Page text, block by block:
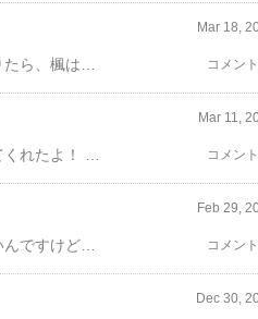
Mar 18,
コメン
Mar 11,
コメン
４年に一度の楓のお迎え記念日だったりします ボクとしては毎年お祝いしてほしいんですけど楓が我が家の家族になってから丸４年が経ちました。今日はカロリー気にしないで、ケーキたくさん食べちゃおうか～ こんなにいっぱい食べられてうれしいな楓ちゃん、また４年後の記念日をお楽しみにね♪
Feb 29,
コメン
Dec 30,